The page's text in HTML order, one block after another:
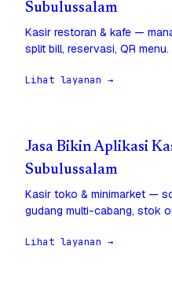
Subulussalam
Kasir restoran & kafe —
split bill, reservasi, QR menu.
Lihat layanan →
Jasa Bikin Aplikasi
Subulussalam
Kasir toko & minimarket —
gudang multi-cabang, stok
Lihat layanan →